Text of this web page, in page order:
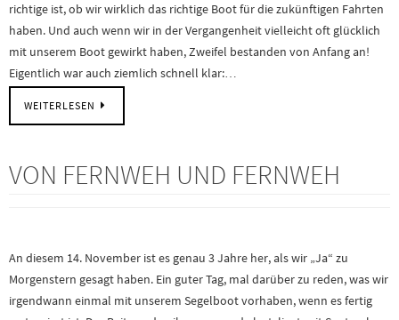
richtige ist, ob wir wirklich das richtige Boot für die zukünftigen Fahrten
haben. Und auch wenn wir in der Vergangenheit vielleicht oft glücklich
mit unserem Boot gewirkt haben, Zweifel bestanden von Anfang an!
Eigentlich war auch ziemlich schnell klar:…
WEITERLESEN
VON FERNWEH UND FERNWEH
An diesem 14. November ist es genau 3 Jahre her, als wir „Ja“ zu
Morgenstern gesagt haben. Ein guter Tag, mal darüber zu reden, was wir
irgendwann einmal mit unserem Segelboot vorhaben, wenn es fertig